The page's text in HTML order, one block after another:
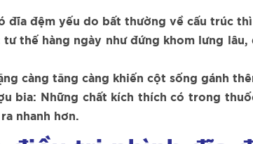
đĩa đệm yếu do bất thường về cấu trúc
tư thế hàng ngày như đứng khom lưng
càng tăng càng khiến cột sống gánh
bia: Những chất kích thích có trong
nhanh hơn.